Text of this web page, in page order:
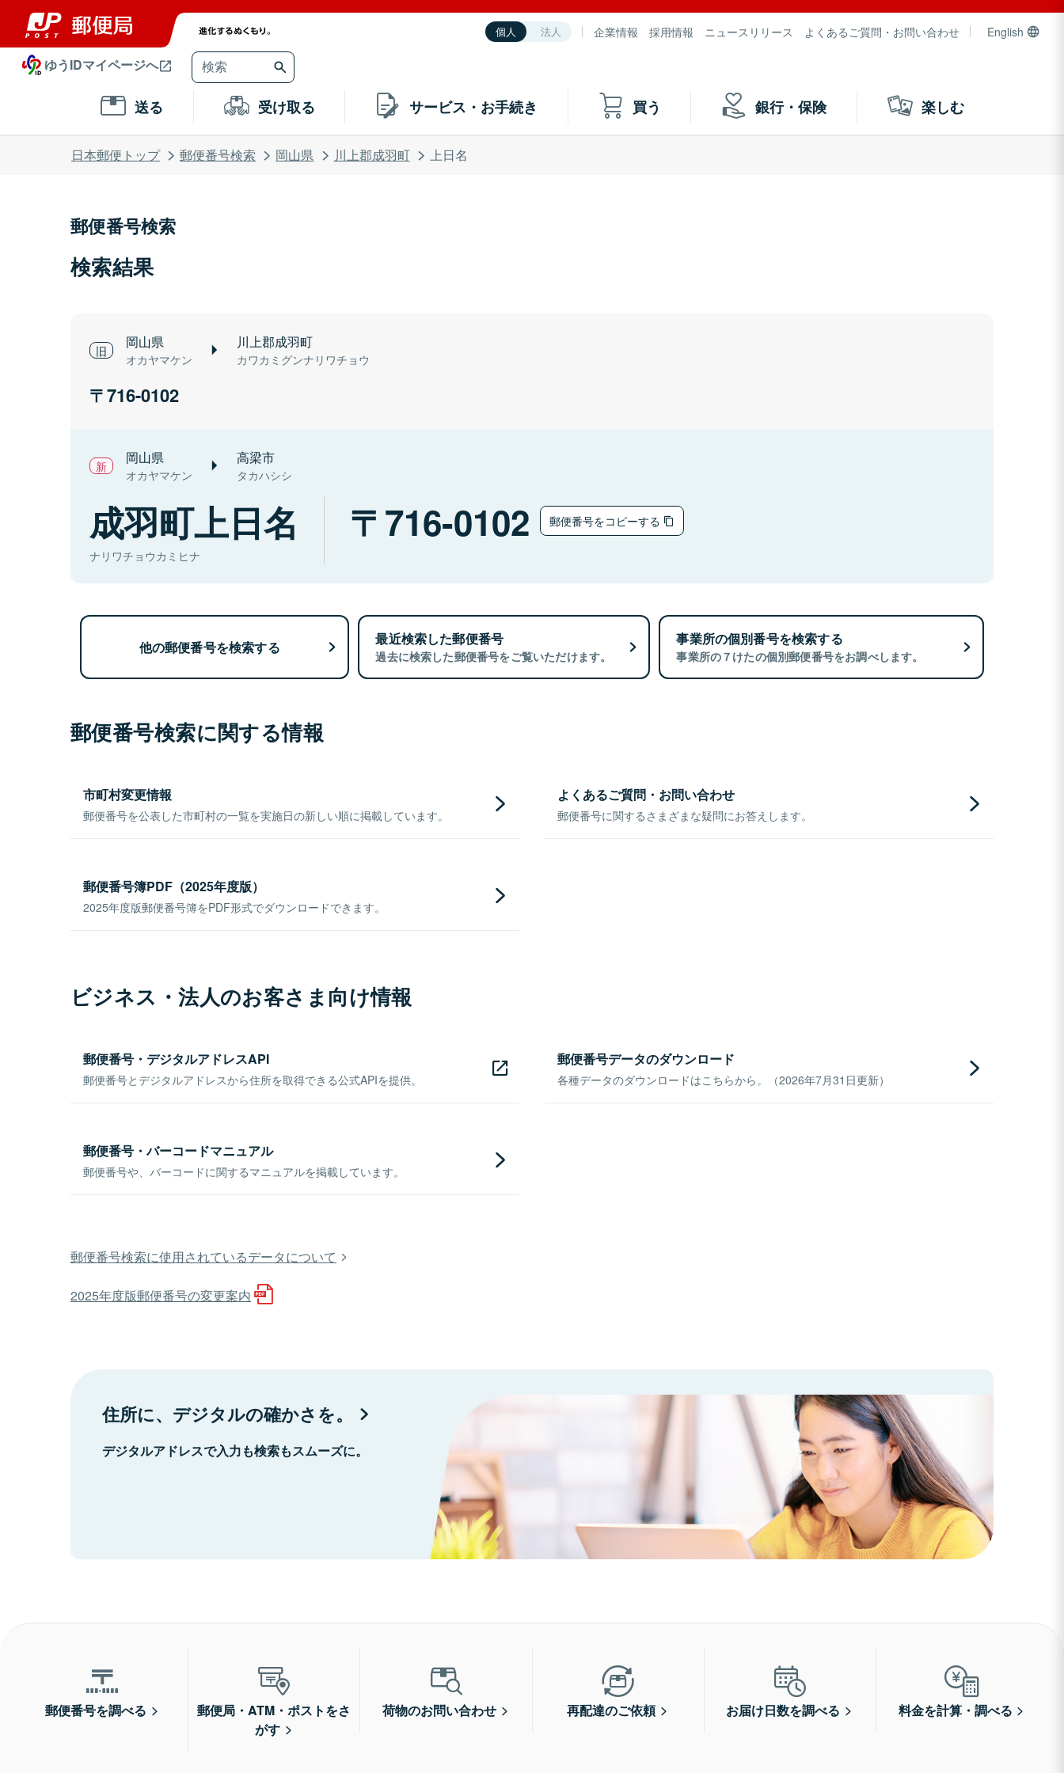
個人 法人 企業情報 採用情報 ニュースリリース よくあるご質問・お問い合わせ English
ゆうIDマイページへ
送る 受け取る サービス・お手続き 買う 銀行・保険 楽しむ
日本郵便トップ 郵便番号検索 岡山県 川上郡成羽町 上日名
郵便番号検索
検索結果
岡山県
オカヤマケン
川上郡成羽町
カワカミグンナリワチョウ
716-0102
岡山県
オカヤマケン
高梁市
タカハシシ
成羽町上日名
ナリワチョウカミヒナ
716-0102 郵便番号をコピーする
他の郵便番号を検索する 最近検索した郵便番号
過去に検索した郵便番号をご覧いただけます。
事業所の個別番号を検索する
事業所の７けたの個別郵便番号をお調べします。
郵便番号検索に関する情報
市町村変更情報
郵便番号を公表した市町村の一覧を実施日の新しい順に掲載しています。
よくあるご質問・お問い合わせ
郵便番号に関するさまざまな疑問にお答えします。
郵便番号簿PDF（2025年度版）
2025年度版郵便番号簿をPDF形式でダウンロードできます。
ビジネス・法人のお客さま向け情報
郵便番号・デジタルアドレスAPI
郵便番号とデジタルアドレスから住所を取得できる公式APIを提供。
郵便番号データのダウンロード
各種データのダウンロードはこちらから。（2026年7月31日更新）
郵便番号・バーコードマニュアル
郵便番号や、バーコードに関するマニュアルを掲載しています。
郵便番号検索に使用されているデータについて
2025年度版郵便番号の変更案内
住所に、デジタルの確かさを。
デジタルアドレスで入力も検索もスムーズに。
郵便番号を調べる
郵便局・ATM・ポストをさ
がす
荷物のお問い合わせ 再配達のご依頼 お届け日数を調べる 料金を計算・調べる